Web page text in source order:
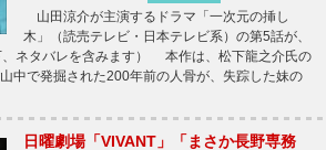
山田涼介が主演するドラマ「一次元の挿し
木」（読売テレビ・日本テレビ系）の第5話が、
、ネタバレを含みます） 本作は、松下龍之介氏の
中で発掘された200年前の人骨が、失踪した妹の
日曜劇場「VIVANT」「まさか長野専務